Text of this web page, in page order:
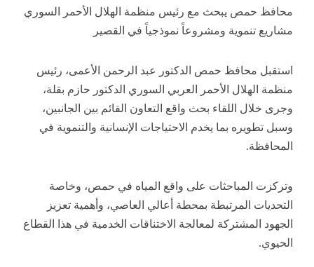
محافظ حمص يبحث مع رئيس منظمة الهلال الأحمر السوري
مشاريع تنموية ومشروعاً نموذجياً في القصير
استقبل محافظ حمص الدكتور عبد الرحمن الأعمى، رئيس
منظمة الهلال الأحمر العربي السوري الدكتور حازم بقلة،
وجرى خلال اللقاء بحث واقع التعاون القائم بين الجانبين،
وسبل تطويره بما يخدم الاحتياجات الإنسانية والتنموية في
المحافظة.
وتركزت المباحثات على واقع المياه في حمص، وخاصة
التحديات المرتبطة بمحطة أعالي العاصي، وأهمية تعزيز
الجهود المشتركة لمعالجة الاختناقات الخدمية في هذا القطاع
الحيوي.